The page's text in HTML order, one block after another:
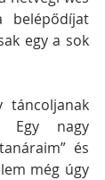
belépődíjat
egy a sok
Egy nagy
és
még úgy